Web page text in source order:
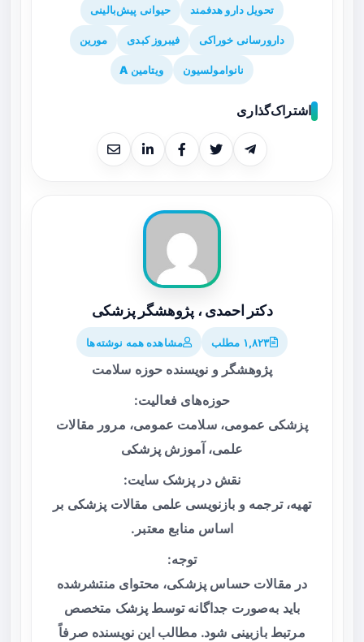
تحویل دارو هدفمند حیوانی پیش‌بالینی
دارورسانی خوراکی فیبروز کبدی مورین
نانوامولسیون ویتامین A
اشتراک‌گذاری
دکتر احمدی ، پژوهشگر پزشکی
۱,۸۲۳ مطلب مشاهده همه نوشته‌ها
پژوهشگر و نویسنده حوزه سلامت
حوزه‌های فعالیت:
پزشکی عمومی، سلامت عمومی، مرور مقالات
علمی، آموزش پزشکی
نقش در پزشک سایت:
تهیه، ترجمه و بازنویسی علمی مقالات پزشکی بر
اساس منابع معتبر.
توجه:
در مقالات حساس پزشکی، محتوای منتشرشده
باید به‌صورت جداگانه توسط پزشک متخصص
مرتبط بازبینی شود. مطالب این نویسنده صرفاً